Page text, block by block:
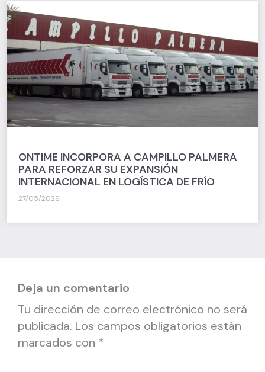
ONTIME INCORPORA A CAMPILLO PALMERA
PARA REFORZAR SU EXPANSIÓN
INTERNACIONAL EN LOGÍSTICA DE FRÍO
27/05/2026
Deja un comentario
Tu dirección de correo electrónico no será
publicada. Los campos obligatorios están
marcados con *